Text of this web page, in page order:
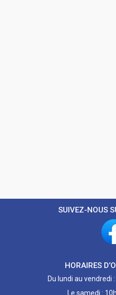
SUIVEZ-NOUS
HORAIRES
Du lundi au vendredi
Le samedi :